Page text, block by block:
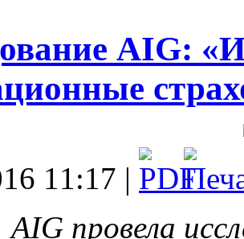
AIG:
11:17 |
AIG провела